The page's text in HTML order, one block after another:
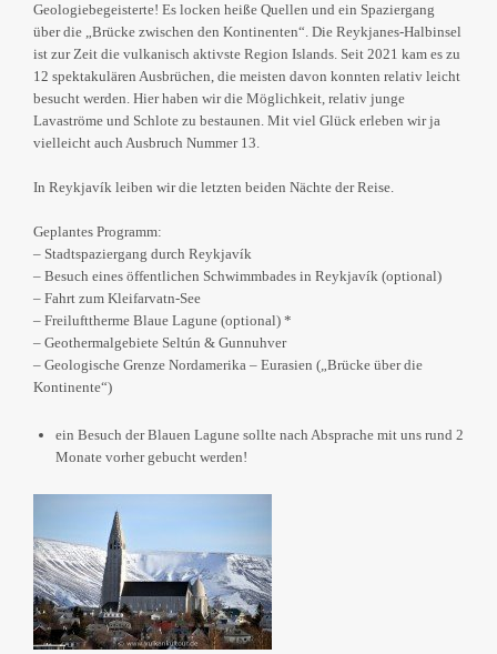
Geologiebegeisterte! Es locken heiße Quellen und ein Spaziergang
über die „Brücke zwischen den Kontinenten“. Die Reykjanes-Halbinsel
ist zur Zeit die vulkanisch aktivste Region Islands. Seit 2021 kam es zu
12 spektakulären Ausbrüchen, die meisten davon konnten relativ leicht
besucht werden. Hier haben wir die Möglichkeit, relativ junge
Lavaströme und Schlote zu bestaunen. Mit viel Glück erleben wir ja
vielleicht auch Ausbruch Nummer 13.
In Reykjavík leiben wir die letzten beiden Nächte der Reise.
Geplantes Programm:
– Stadtspaziergang durch Reykjavík
– Besuch eines öffentlichen Schwimmbades in Reykjavík (optional)
– Fahrt zum Kleifarvatn-See
– Freilufttherme Blaue Lagune (optional) *
– Geothermalgebiete Seltún & Gunnuhver
– Geologische Grenze Nordamerika – Eurasien („Brücke über die
Kontinente“)
ein Besuch der Blauen Lagune sollte nach Absprache mit uns rund 2
Monate vorher gebucht werden!